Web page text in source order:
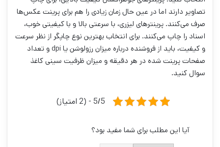
تصاویر دارند اما در عین حال زمان زیادی را هم برای پرینت عکس‌ها
صرف می‌کنند. پرینتر‌های لیزری، با سرعتی بالا و با کیفیتی خوب،
اسناد را چاپ می‌کنند. برای انتخاب بهترین نوع چاپگر از نظر سرعت
و کیفیت، باید از فروشنده درباره میزان رزولوشن یا dpi و تعداد
صفحات پرینت شده در هر دقیقه و میزان ظرفیت سینی کاغذ
سوال کنید.
5/5 - (2 امتیاز)
آیا این مطلب برای شما مفید بود؟